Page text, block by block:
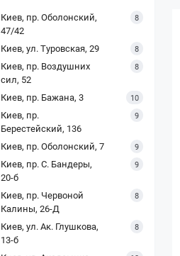
Киев, пр. Оболонский,
47/42
8
Киев, ул. Туровская, 29 8
Киев, пр. Воздушних
сил, 52
8
Киев, пр. Бажана, 3 10
Киев, пр.
Берестейский, 136
9
Киев, пр. Оболонский, 7 9
Киев, пр. С. Бандеры,
20-б
9
Киев, пр. Червоной
Калины, 26-Д
8
Киев, ул. Ак. Глушкова,
13-б
8